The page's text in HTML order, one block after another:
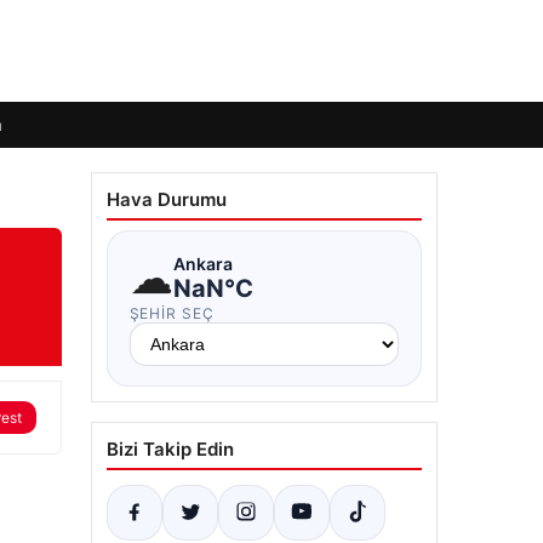
Hava Durumu
☁Ankara
NaN°C
ŞEHIR SEÇ
Bizi Takip Edin